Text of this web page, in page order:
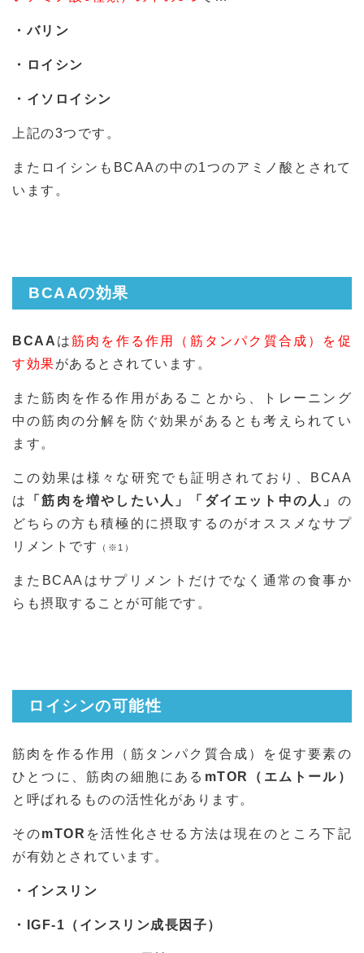
・バリン
・ロイシン
・イソロイシン
上記の3つです。
またロイシンもBCAAの中の1つのアミノ酸とされて
います。
BCAAの効果
BCAA は筋肉を作る作用（筋タンパク質合成）を促
す効果があるとされています。
また筋肉を作る作用があることから、トレーニング
中の筋肉の分解を防ぐ効果があるとも考えられてい
ます。
この効果は様々な研究でも証明されており、BCAA
は
「筋肉を増やしたい人」「ダイエット中の人」 の
どちらの方も積極的に摂取するのがオススメなサプ
リメントです
（※1）
またBCAAはサプリメントだけでなく通常の食事か
らも摂取することが可能です。
ロイシンの可能性
筋肉を作る作用（筋タンパク質合成）を促す要素の
ひとつに、筋肉の細胞にある mTOR（エムトール）
と呼ばれるものの活性化があります。
そのmTOR を活性化させる方法は現在のところ下記
が有効とされています。
・インスリン
・IGF-1（インスリン成長因子）